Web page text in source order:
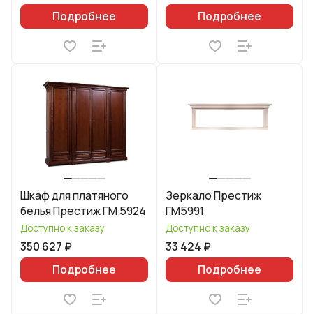
Подробнее
Подробнее
Шкаф для платяного
белья Престиж ГМ 5924
Доступно к заказу
350 627 ₽
Подробнее
Зеркало Престиж
ГМ5991
Доступно к заказу
33 424 ₽
Подробнее